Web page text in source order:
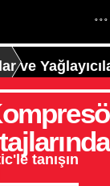
ve
tanışın